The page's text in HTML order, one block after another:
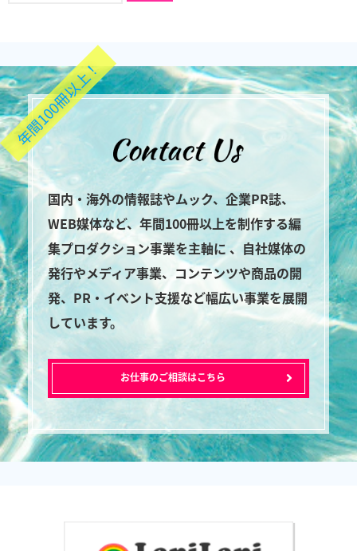
年間100冊以上！
国内・海外の情報誌やムック、企業PR誌、
WEB媒体など、年間100冊以上を制作する編
集プロダクション事業を主軸に 、自社媒体の
発行やメディア事業、コンテンツや商品の開
発、PR・イベント支援など幅広い事業を展開
しています。
お仕事のご相談はこちら